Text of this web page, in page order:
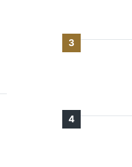
3
4